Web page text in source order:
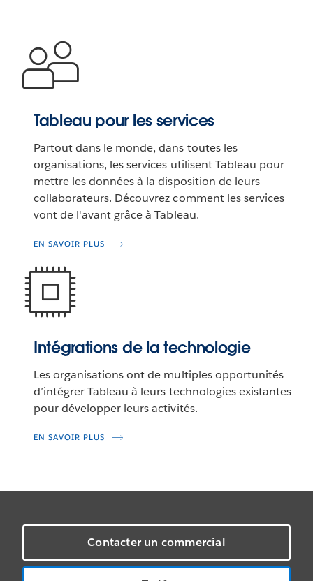
Tableau pour les services
Partout dans le monde, dans toutes les
organisations, les services utilisent Tableau pour
mettre les données à la disposition de leurs
collaborateurs. Découvrez comment les services
vont de l'avant grâce à Tableau.
EN SAVOIR PLUS
Intégrations de la technologie
Les organisations ont de multiples opportunités
d’intégrer Tableau à leurs technologies existantes
pour développer leurs activités.
EN SAVOIR PLUS
Contacter un commercial